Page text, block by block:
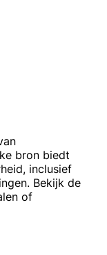
bron biedt
inclusief
Bekijk de
of